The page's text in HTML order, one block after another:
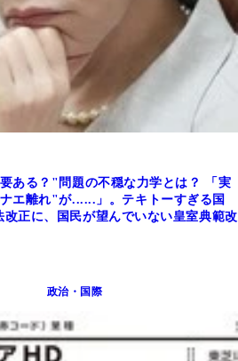
ある？"問題の不穏な力学とは？ 「実
エ離れ"が......」。テキトーすぎる国
正に、国民が望んでいない皇室典範改
政治・国際